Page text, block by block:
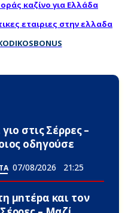
καζίνο για Ελλάδα
εταιριες στην ελλαδα
στις Σέρρες –
οδηγούσε
07/08/2026 21:25
μnτέpα και τον